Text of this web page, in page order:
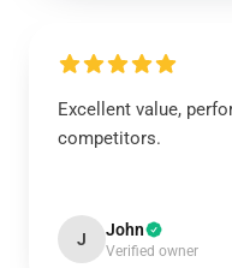
Excellent value,
competitors.
J John
Verified owner